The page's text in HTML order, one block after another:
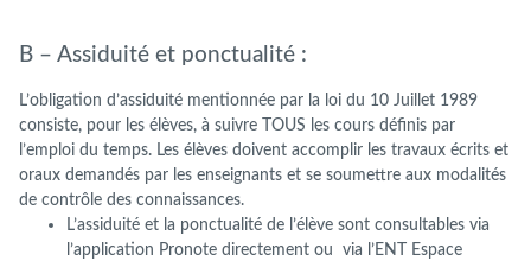
B – Assiduité et ponctualité :
L’obligation d’assiduité mentionnée par la loi du 10 Juillet 1989
consiste, pour les élèves, à suivre TOUS les cours définis par
l’emploi du temps. Les élèves doivent accomplir les travaux écrits et
oraux demandés par les enseignants et se soumettre aux modalités
de contrôle des connaissances.
L’assiduité et la ponctualité de l’élève sont consultables via
l’application Pronote directement ou via l’ENT Espace